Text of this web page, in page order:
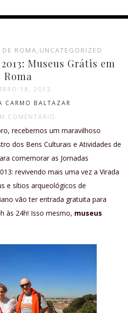
ROMA, UNCATEGORIZED
Museus Grátis em
Roma
18, 2013
CARMO BALTAZAR
COMENTÁRIO
recebemos um maravilhoso
dos Bens Culturais e Atividades de
comemorar as Jornadas
revivendo mais uma vez a Virada
e sítios arqueológicos de
vão ter entrada gratuita para
às 24h! Isso mesmo, museus